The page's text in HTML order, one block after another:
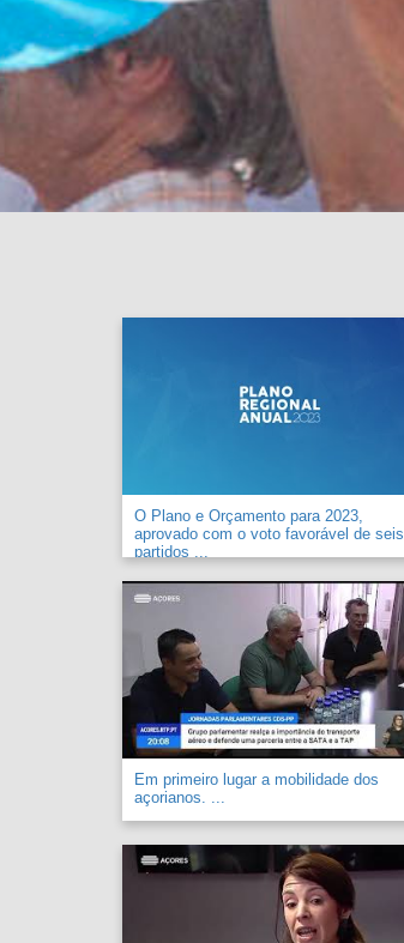
O Plano e Orçamento para 2023,
aprovado com o voto favorável de seis
partidos ...
Em primeiro lugar a mobilidade dos
açorianos. ...